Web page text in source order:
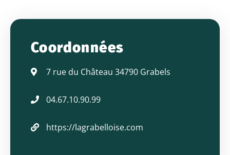
GRABELLOISE
Coordonnées
7 rue du Château 34790 Grabels
04.67.10.90.99
https://lagrabelloise.com